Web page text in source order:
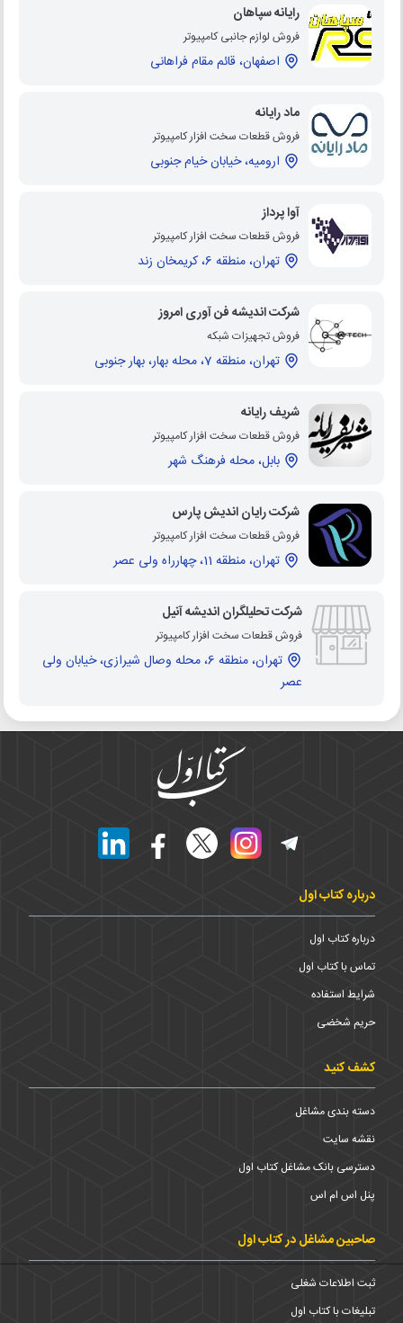
رایانه سپاهان
فروش لوازم جانبی کامپیوتر
اصفهان، قائم مقام فراهانی
ماد رایانه
فروش قطعات سخت افزار کامپیوتر
ارومیه، خیابان خیام جنوبی
آوا پرداز
فروش قطعات سخت افزار کامپیوتر
تهران، منطقه 6، کریمخان زند
شرکت اندیشه فن آوری امروز
فروش تجهیزات شبکه
تهران، منطقه 7، محله بهار، بهار جنوبی
شریف رایانه
فروش قطعات سخت افزار کامپیوتر
بابل، محله فرهنگ شهر
شرکت رایان اندیش پارس
فروش قطعات سخت افزار کامپیوتر
تهران، منطقه 11، چهارراه ولی عصر
شرکت تحلیلگران اندیشه آنیل
فروش قطعات سخت افزار کامپیوتر
تهران، منطقه 6، محله وصال شیرازی، خیابان ولی
عصر
درباره کتاب اول
درباره کتاب اول
تماس با کتاب اول
شرایط استفاده
حریم شخضی
کشف کنید
دسته بندی مشاغل
نقشه سایت
دسترسی بانک مشاغل کتاب اول
پنل اس ام اس
صاحبین مشاغل در کتاب اول
ثبت اطلاعات شغلی
تبلیغات با کتاب اول